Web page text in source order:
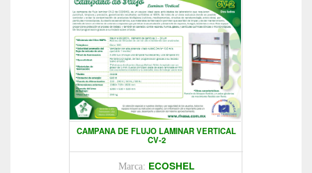
CAMPANA DE FLUJO LAMINAR VERTICAL
CV-2
Marca: ECOSHEL